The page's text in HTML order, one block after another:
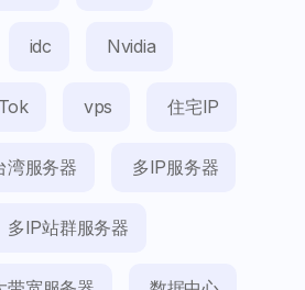
idc Nvidia
vps 住宅IP
湾服务器 多IP服务器
多IP站群服务器